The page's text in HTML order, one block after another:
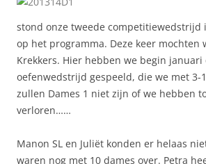
stond onze tweede
op het programma. Deze keer mochten
Krekkers. Hier hebben we begin januari
oefenwedstrijd gespeeld, die we met 3-
zullen Dames 1 niet zijn of we hebben
verloren……
Manon SL en Juliët konden er helaas
waren nog met 10 dames over. Petra